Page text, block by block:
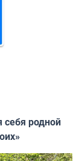
себя родной